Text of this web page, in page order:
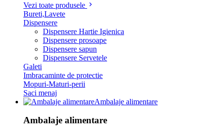
Vezi toate produsele
Bureti,Lavete
Dispensere
Dispensere Hartie Igienica
Dispensere prosoape
Dispensere sapun
Dispensere Servetele
Galeti
Imbracaminte de protectie
Mopuri-Maturi-perii
Saci menaj
Ambalaje alimentare
Ambalaje alimentare